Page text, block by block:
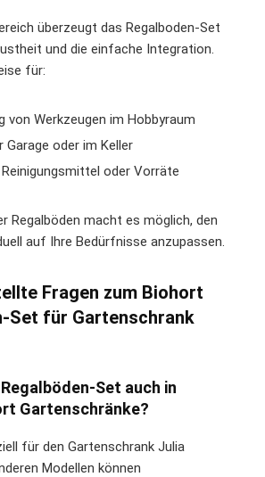
überzeugt das Regalboden-Set
und die einfache Integration.
für:
von Werkzeugen im Hobbyraum
Garage oder im Keller
oder Vorräte
Regalböden macht es möglich, den
auf Ihre Bedürfnisse anzupassen.
Fragen zum Biohort
Set für Gartenschrank
Set auch in
Gartenschränke?
für den Gartenschrank Julia
Modellen können